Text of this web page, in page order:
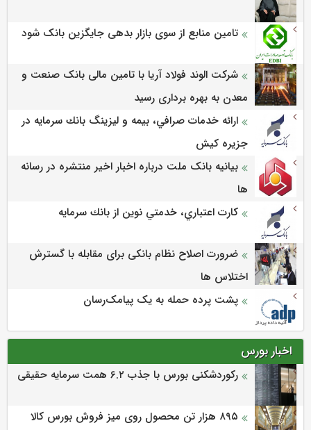
تامین منابع از سوی بازار بدهی جایگزین بانک شود
شرکت الوند فولاد آریا با تامین مالی بانک صنعت و
معدن به بهره برداری رسید
ارائه خدمات صرافي، بيمه و ليزينگ بانك سرمايه در
جزيره كيش
بیانیه بانک ملت درباره اخبار اخیر منتشره در رسانه
ها
كارت اعتباري، خدمتي نوين از بانك سرمايه
ضرورت اصلاح نظام بانکی برای مقابله با گسترش
اختلاس ها
پشت پرده حمله به یک پیامک‌رسان
اخبار بورس
رکوردشکنی بورس با جذب ۶.۲ همت سرمایه حقیقی
۸۹۵ هزار تن محصول روی میز فروش بورس کالا